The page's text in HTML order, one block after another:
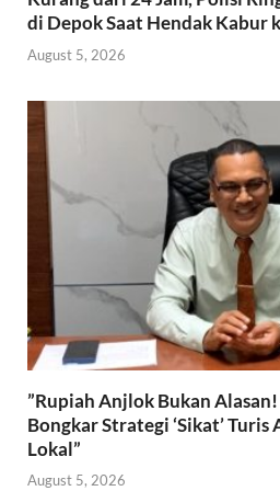
di Depok Saat Hendak Kabur
August 5, 2026
​”Rupiah Anjlok Bukan
Bongkar Strategi ‘Sikat’
Lokal”
August 5, 2026